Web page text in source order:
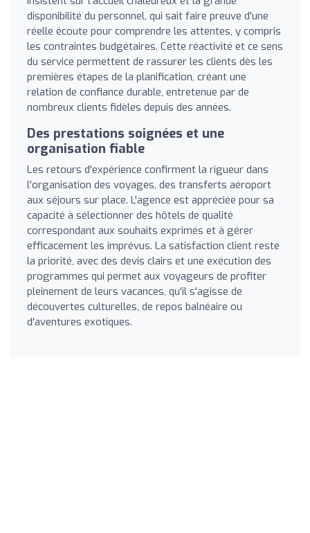
disponibilité du personnel, qui sait faire preuve d'une
réelle écoute pour comprendre les attentes, y compris
les contraintes budgétaires. Cette réactivité et ce sens
du service permettent de rassurer les clients dès les
premières étapes de la planification, créant une
relation de confiance durable, entretenue par de
nombreux clients fidèles depuis des années.
Des prestations soignées et une
organisation fiable
Les retours d'expérience confirment la rigueur dans
l'organisation des voyages, des transferts aéroport
aux séjours sur place. L'agence est appréciée pour sa
capacité à sélectionner des hôtels de qualité
correspondant aux souhaits exprimés et à gérer
efficacement les imprévus. La satisfaction client reste
la priorité, avec des devis clairs et une exécution des
programmes qui permet aux voyageurs de profiter
pleinement de leurs vacances, qu'il s'agisse de
découvertes culturelles, de repos balnéaire ou
d'aventures exotiques.